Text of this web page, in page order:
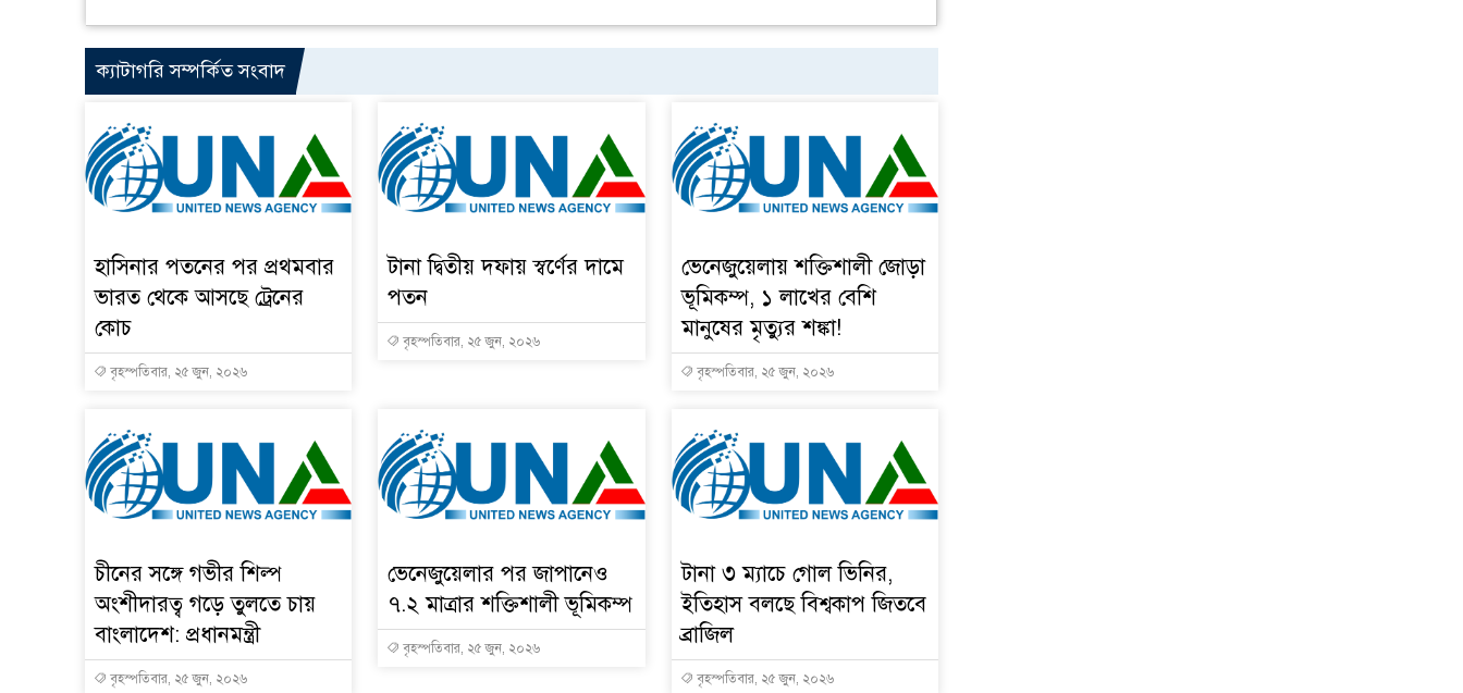
ক্যাটাগরি সম্পর্কিত সংবাদ
হাসিনার পতনের পর প্রথমবার
ভারত থেকে আসছে ট্রেনের
কোচ
বৃহস্পতিবার, ২৫ জুন, ২০২৬
টানা দ্বিতীয় দফায় স্বর্ণের দামে
পতন
বৃহস্পতিবার, ২৫ জুন, ২০২৬
ভেনেজুয়েলায় শক্তিশালী জোড়া
ভূমিকম্প, ১ লাখের বেশি
মানুষের মৃত্যুর শঙ্কা!
বৃহস্পতিবার, ২৫ জুন, ২০২৬
চীনের সঙ্গে গভীর শিল্প
অংশীদারত্ব গড়ে তুলতে চায়
বাংলাদেশ: প্রধানমন্ত্রী
বৃহস্পতিবার, ২৫ জুন, ২০২৬
ভেনেজুয়েলার পর জাপানেও
৭.২ মাত্রার শক্তিশালী ভূমিকম্প
বৃহস্পতিবার, ২৫ জুন, ২০২৬
টানা ৩ ম্যাচে গোল ভিনির,
ইতিহাস বলছে বিশ্বকাপ জিতবে
ব্রাজিল
বৃহস্পতিবার, ২৫ জুন, ২০২৬